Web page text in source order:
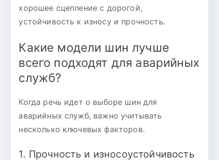
хорошее сцепление с дорогой,
устойчивость к износу и прочность.
Какие модели шин лучше
всего подходят для аварийных
служб?
Когда речь идет о выборе шин для
аварийных служб, важно учитывать
несколько ключевых факторов.
1. Прочность и износоустойчивость